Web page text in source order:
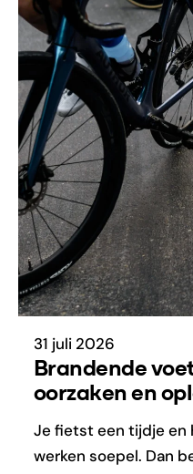
31 juli 2026
Brandende
oorzaken en
Je fietst een tijdje en
werken soepel. Dan